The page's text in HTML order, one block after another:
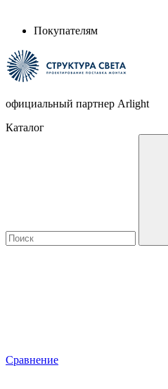
Покупателям
официальный партнер Arlight
Каталог
Сравнение